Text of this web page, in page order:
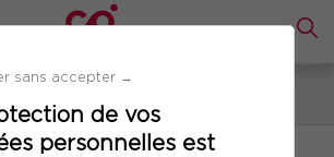
sans accepter →
de vos
personnelles est
formation, droit social